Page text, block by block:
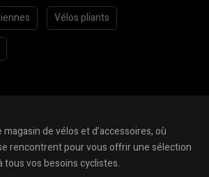
Vélos pliants
de vélos et d’accessoires, où
rencontrent pour vous offrir une sélection
vos besoins cyclistes.